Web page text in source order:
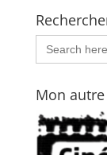
Search
for:
Mon